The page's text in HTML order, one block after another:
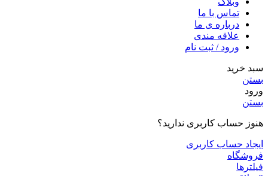
تماس با ما
درباره ی ما
علاقه مندی
ورود / ثبت نام
سبد خرید
بستن
ورود
بستن
هنوز حساب کاربری ندارید؟
ایجاد حساب کاربری
فروشگاه
فیلترها